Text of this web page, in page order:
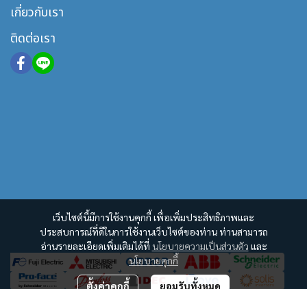
เว็บไซต์นี้มีการใช้งานคุกกี้ เพื่อเพิ่มประสิทธิภาพและ
ประสบการณ์ที่ดีในการใช้งานเว็บไซต์ของท่าน ท่านสามารถ
อ่านรายละเอียดเพิ่มเติมได้ที่ นโยบายความเป็นส่วนตัว และ
นโยบายคุกกี้
ตั้งค่าคุกกี้ ยอมรับทั้งหมด
เกี่ยวกับเรา
ติดต่อเรา